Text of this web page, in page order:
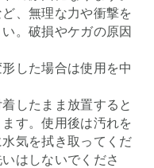
、無理な力や衝撃を
。破損やケガの原因
した場合は使用を中
したまま放置すると
す。使用後は汚れを
気を拭き取ってくだ
はしないでくださ